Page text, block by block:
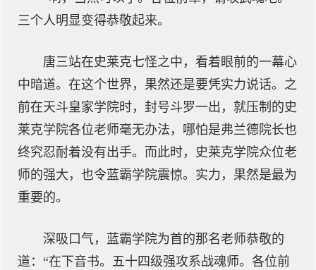
三个人明显变得恭敬起来。
唐三站在史莱克七怪之中，看着眼前的一幕心
中暗道。在这个世界，果然还是要凭实力说话。之
前在天斗皇家学院时，封号斗罗一出，就压制的史
莱克学院各位老师毫无办法，哪怕是弗兰德院长也
终究忍耐着没有出手。而此时，史莱克学院众位老
师的强大，也令蓝霸学院震惊。实力，果然是最为
重要的。
深吸口气，蓝霸学院为首的那名老师恭敬的
道：“在下音书。五十四级强攻系战魂师。各位前